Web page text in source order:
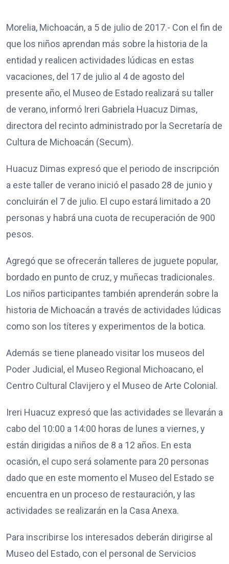
Morelia, Michoacán, a 5 de julio de 2017.- Con el fin de
que los niños aprendan más sobre la historia de la
entidad y realicen actividades lúdicas en estas
vacaciones, del 17 de julio al 4 de agosto del
presente año, el Museo de Estado realizará su taller
de verano, informó Ireri Gabriela Huacuz Dimas,
directora del recinto administrado por la Secretaría de
Cultura de Michoacán (Secum).
Huacuz Dimas expresó que el periodo de inscripción
a este taller de verano inició el pasado 28 de junio y
concluirán el 7 de julio. El cupo estará limitado a 20
personas y habrá una cuota de recuperación de 900
pesos.
Agregó que se ofrecerán talleres de juguete popular,
bordado en punto de cruz, y muñecas tradicionales.
Los niños participantes también aprenderán sobre la
historia de Michoacán a través de actividades lúdicas
como son los títeres y experimentos de la botica.
Además se tiene planeado visitar los museos del
Poder Judicial, el Museo Regional Michoacano, el
Centro Cultural Clavijero y el Museo de Arte Colonial.
Ireri Huacuz expresó que las actividades se llevarán a
cabo del 10:00 a 14:00 horas de lunes a viernes, y
están dirigidas a niños de 8 a 12 años. En esta
ocasión, el cupo será solamente para 20 personas
dado que en este momento el Museo del Estado se
encuentra en un proceso de restauración, y las
actividades se realizarán en la Casa Anexa.
Para inscribirse los interesados deberán dirigirse al
Museo del Estado, con el personal de Servicios